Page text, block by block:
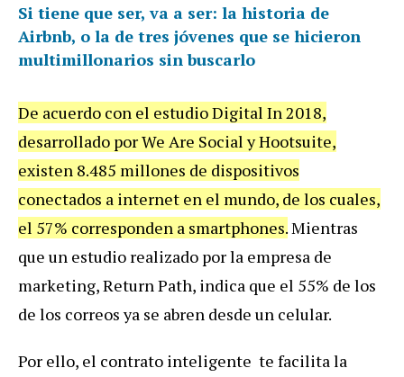
Si tiene que ser, va a ser: la historia de
Airbnb, o la de tres jóvenes que se hicieron
multimillonarios sin buscarlo
De acuerdo con el estudio Digital In 2018,
desarrollado por We Are Social y Hootsuite,
existen 8.485 millones de dispositivos
conectados a internet en el mundo, de los cuales,
el 57% corresponden a smartphones.Mientras
que un estudio realizado por la empresa de
marketing, Return Path, indica que el 55% de los
de los correos ya se abren desde un celular.
Por ello, el contrato inteligente te facilita la